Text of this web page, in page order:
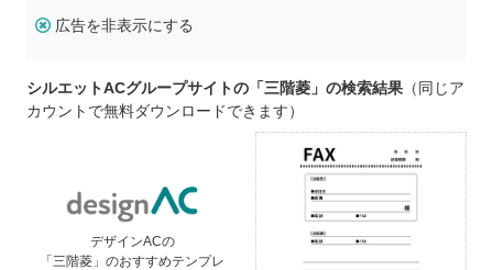
広告を非表示にする
シルエットACグループサイトの「三階菱」の検索結果 （同じア
カウントで無料ダウンロードできます）
デザインACの
「三階菱」のおすすめテンプレ